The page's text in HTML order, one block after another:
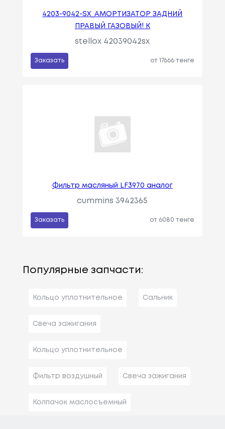
4203-9042-SX_АМОРТИЗАТОР ЗАДНИЙ
ПРАВЫЙ ГАЗОВЫЙ! K
stellox 42039042sx
Заказать от 17666 тенге
Фильтр масляный LF3970 аналог
cummins 3942365
Заказать от 6080 тенге
Популярные запчасти:
Кольцо уплотнительное Сальник
Свеча зажигания
Кольцо уплотнительное
Фильтр воздушный Свеча зажигания
Колпачок маслосъемный